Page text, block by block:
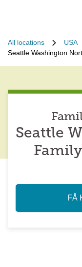
All locations USA
Seattle Washington
Seattle
FÅ